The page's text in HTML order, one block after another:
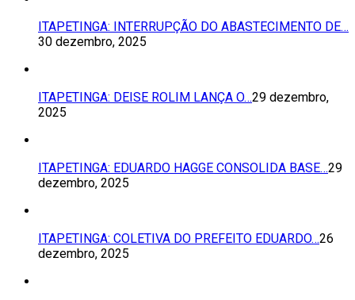
ITAPETINGA: INTERRUPÇÃO DO ABASTECIMENTO DE…
30 dezembro, 2025
ITAPETINGA: DEISE ROLIM LANÇA O…29 dezembro,
2025
ITAPETINGA: EDUARDO HAGGE CONSOLIDA BASE…29
dezembro, 2025
ITAPETINGA: COLETIVA DO PREFEITO EDUARDO…26
dezembro, 2025